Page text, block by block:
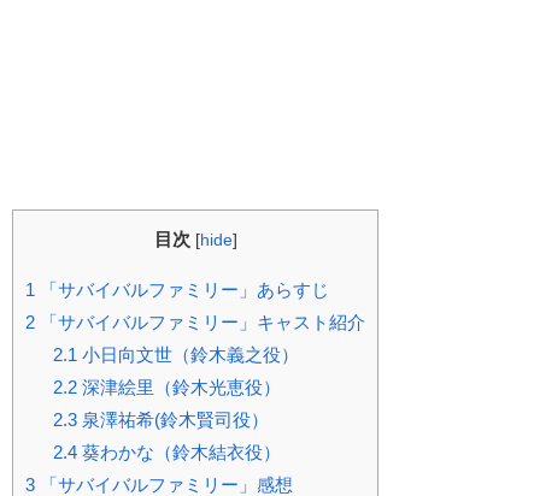
目次 [hide]
1 「サバイバルファミリー」あらすじ
2 「サバイバルファミリー」キャスト紹介
2.1 小日向文世（鈴木義之役）
2.2深津絵里（鈴木光恵役）
2.3泉澤祐希(鈴木賢司役）
2.4葵わかな（鈴木結衣役）
3 「サバイバルファミリー」感想